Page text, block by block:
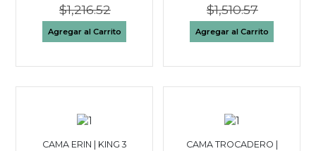
$1,216.52
Agregar al Carrito
$1,510.57
Agregar al Carrito
CAMA ERIN | KING 3
CAMA TROCADERO |